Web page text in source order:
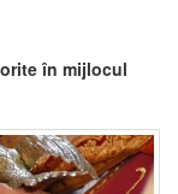
în mijlocul